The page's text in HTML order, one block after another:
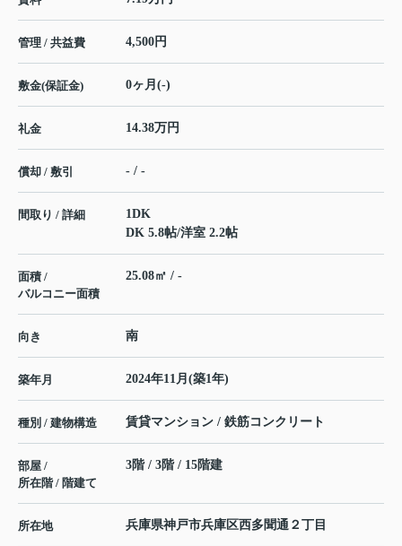
管理 / 共益費 4,500円
敷金(保証金) 0ヶ月(-)
礼金 14.38万円
償却 / 敷引 - / -
間取り / 詳細
1DK
DK 5.8帖/洋室 2.2帖
面積 /
バルコニー面積
25.08㎡ / -
向き 南
築年月 2024年11月(築1年)
種別 / 建物構造 賃貸マンション / 鉄筋コンクリート
部屋 /
所在階 / 階建て
3階 / 3階 / 15階建
所在地 兵庫県神戸市兵庫区西多聞通 ２丁目